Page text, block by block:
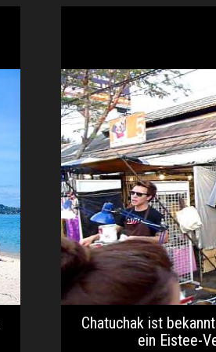
Chatuchak ist
ein Eistee-